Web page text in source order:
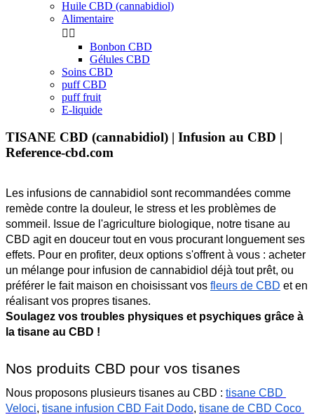
Huile CBD (cannabidiol)
Alimentaire
 
Bonbon CBD
Gélules CBD
Soins CBD
puff CBD
puff fruit
E-liquide
TISANE CBD (cannabidiol) | Infusion au CBD |
Reference-cbd.com
Les infusions de cannabidiol sont recommandées comme
remède contre la douleur, le stress et les problèmes de
sommeil. Issue de l'agriculture biologique, notre tisane au
CBD agit en douceur tout en vous procurant longuement ses
effets. Pour en profiter, deux options s'offrent à vous : acheter
un mélange pour infusion de cannabidiol déjà tout prêt, ou
préférer le fait maison en choisissant vos fleurs de CBD et en
réalisant vos propres tisanes.
Soulagez vos troubles physiques et psychiques grâce à
la tisane au CBD !
Nos produits CBD pour vos tisanes
Nous proposons plusieurs tisanes au CBD : tisane CBD
Veloci, tisane infusion CBD Fait Dodo, tisane de CBD Coco